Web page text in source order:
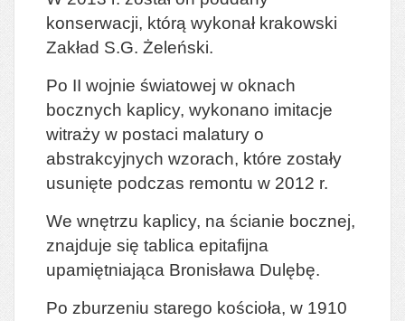
konserwacji, którą wykonał krakowski
Zakład S.G. Żeleński.
Po II wojnie światowej w oknach
bocznych kaplicy, wykonano imitacje
witraży w postaci malatury o
abstrakcyjnych wzorach, które zostały
usunięte podczas remontu w 2012 r.
We wnętrzu kaplicy, na ścianie bocznej,
znajduje się tablica epitafijna
upamiętniająca Bronisława Dulębę.
Po zburzeniu starego kościoła, w 1910